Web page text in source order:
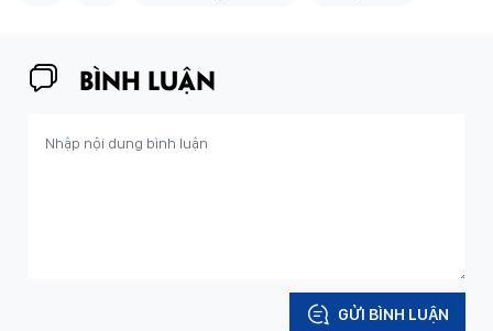
BÌNH LUẬN
GỬI BÌNH LUẬN